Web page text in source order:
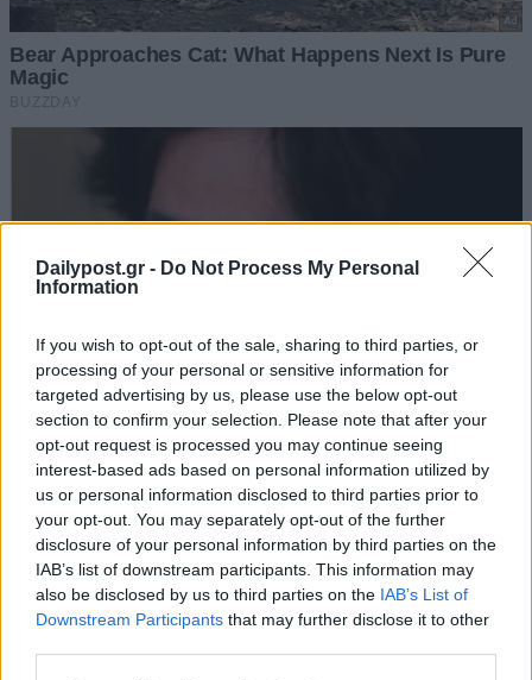
Dailypost.gr - Do Not Process My Personal
Information
If you wish to opt-out of the sale, sharing to third parties, or
processing of your personal or sensitive information for
targeted advertising by us, please use the below opt-out
section to confirm your selection. Please note that after your
opt-out request is processed you may continue seeing
interest-based ads based on personal information utilized by
us or personal information disclosed to third parties prior to
your opt-out. You may separately opt-out of the further
disclosure of your personal information by third parties on the
IAB’s list of downstream participants. This information may
also be disclosed by us to third parties on the IAB’s List of
Downstream Participants that may further disclose it to other